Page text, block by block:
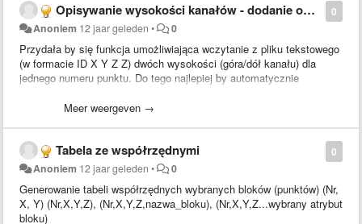
0
Opisywanie wysokości kanałów - dodanie opisu na odnośniku dla wsp: ID X Y Z Z
Anoniem 12 jaar geleden • 0
Przydała by się funkcja umożliwiająca wczytanie z pliku tekstowego
(w formacie ID X Y Z Z) dwóch wysokości (góra/dół kanału) dla
jednego numeru punktu. Do tego najlepiej by automatycznie
wysokości.Meer weergeven →
0
Tabela ze współrzędnymi
Anoniem 12 jaar geleden • 0
Generowanie tabeli współrzędnych wybranych bloków (punktów) (Nr,
X, Y) (Nr,X,Y,Z), (Nr,X,Y,Z,nazwa_bloku), (Nr,X,Y,Z...wybrany atrybut
bloku)